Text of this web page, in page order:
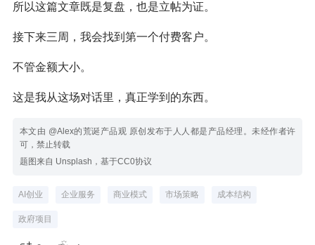
所以这篇文章既是复盘，也是立帖为证。
接下来三周，我会找到第一个付费客户。
不管金额大小。
这是我从这场对话里，真正学到的东西。
本文由 @Alex的荒诞产品观 原创发布于人人都是产品经理。未经作者许
可，禁止转载
题图来自 Unsplash，基于CC0协议
AI创业 企业服务 商业模式 市场策略 成本结构
政府项目